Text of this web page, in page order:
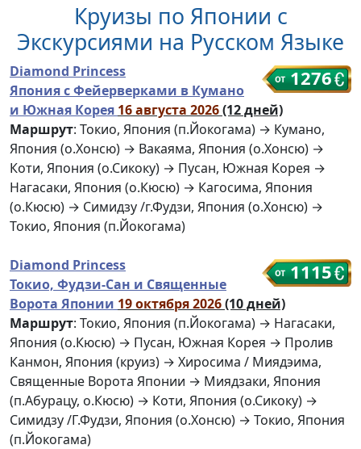
Круизы по Японии с
Экскурсиями на Русском Языке
1276
Diamond Princess
Япония с Фейерверками в Кумано
и Южная Корея 16 августа 2026(12 дней)
Маршрут: Токио, Япония (п.Йокогама) → Кумано,
Япония (о.Хонсю) → Вакаяма, Япония (о.Хонсю) →
Коти, Япония (о.Сикоку) → Пусан, Южная Корея →
Нагасаки, Япония (о.Кюсю) → Кагосима, Япония
(о.Кюсю) → Симидзу /г.Фудзи, Япония (о.Хонсю) →
Токио, Япония (п.Йокогама)
1115
Diamond Princess
Токио, Фудзи-Сан и Священные
Ворота Японии 19 октября 2026(10 дней)
Маршрут: Токио, Япония (п.Йокогама) → Нагасаки,
Япония (о.Кюсю) → Пусан, Южная Корея → Пролив
Канмон, Япония (круиз) → Хиросима / Миядэима,
Священные Ворота Японии → Миядзаки, Япония
(п.Абурацу, о.Кюсю) → Коти, Япония (о.Сикоку) →
Симидзу /Г.Фудзи, Япония (о.Хонсю) → Токио, Япония
(п.Йокогама)